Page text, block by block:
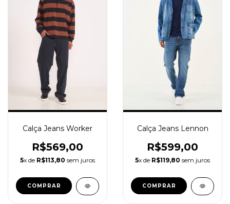
Calça Jeans Worker
R$569,00
5x de R$113,80 sem juros
COMPRAR
Calça Jeans Lennon
R$599,00
5x de R$119,80 sem juros
COMPRAR